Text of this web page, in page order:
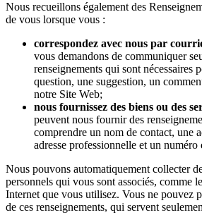
Nous recueillons également des
de vous lorsque vous :
correspondez avec nous par
vous demandons de communiquer
renseignements qui sont nécessaires
question, une suggestion, un
notre Site Web;
nous fournissez des biens ou des
peuvent nous fournir des
comprendre un nom de contact, une
adresse professionnelle et un numéro
Nous pouvons automatiquement collecter
personnels qui vous sont associés, comme
Internet que vous utilisez. Vous ne pouvez
de ces renseignements, qui servent